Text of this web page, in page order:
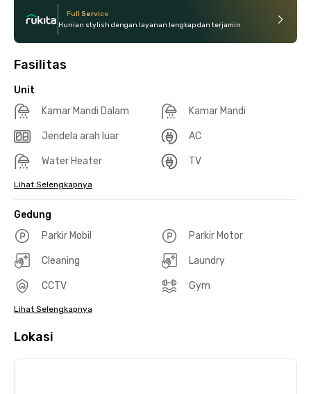
Full Service
Hunian stylish dengan layanan lengkap dan terjamin
Fasilitas
Unit
Kamar Mandi Dalam
Kamar Mandi
Jendela arah luar AC
Water Heater TV
Lihat Selengkapnya
Gedung
Parkir Mobil
Parkir Motor
Cleaning Laundry
CCTV Gym
Lihat Selengkapnya
Lokasi